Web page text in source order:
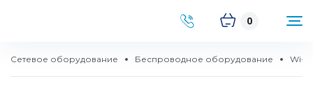
0
Сетевое оборудование Беспроводное оборудование Wi-